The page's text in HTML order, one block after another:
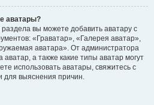
аватары?
вы можете добавить аватару с
«Граватар», «Галерея аватар»,
аватара». От администратора
а также какие типы аватар могут
использовать аватары, свяжитесь с
для выяснения причин.